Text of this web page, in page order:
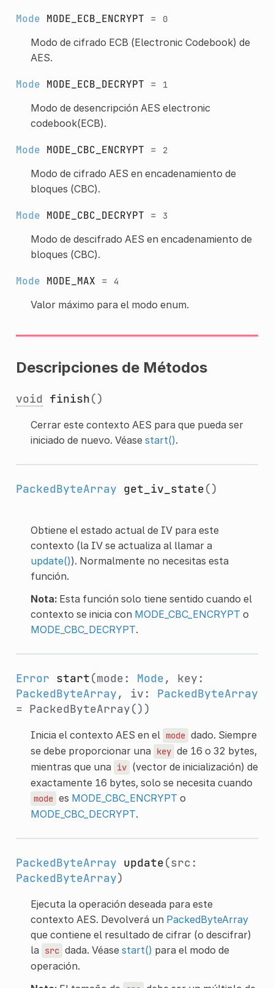
Mode MODE_ECB_ENCRYPT = 0
Modo de cifrado ECB (Electronic Codebook) de
AES.
Mode MODE_ECB_DECRYPT = 1
Modo de desencripción AES electronic
codebook(ECB).
Mode MODE_CBC_ENCRYPT = 2
Modo de cifrado AES en encadenamiento de
bloques (CBC).
Mode MODE_CBC_DECRYPT = 3
Modo de descifrado AES en encadenamiento de
bloques (CBC).
Mode MODE_MAX = 4
Valor máximo para el modo enum.
Descripciones de Métodos
void finish()
Cerrar este contexto AES para que pueda ser
iniciado de nuevo. Véase start().
PackedByteArray get_iv_state()
Obtiene el estado actual de IV para este
contexto (la IV se actualiza al llamar a
update()). Normalmente no necesitas esta
función.
Nota:Esta función solo tiene sentido cuando el
contexto se inicia con MODE_CBC_ENCRYPT o
MODE_CBC_DECRYPT.
Error start(mode: Mode , key:
PackedByteArray , iv: PackedByteArray
= PackedByteArray())
Inicia el contexto AES en el mode dado. Siempre
se debe proporcionar una
key de 16 o 32 bytes,
mientras que una
iv (vector de inicialización) de
exactamente 16 bytes, solo se necesita cuando
mode es MODE_CBC_ENCRYPT o
MODE_CBC_DECRYPT.
PackedByteArray update(src:
PackedByteArray)
Ejecuta la operación deseada para este
contexto AES. Devolverá un PackedByteArray
que contiene el resultado de cifrar (o descifrar)
la
src dada. Véase start() para el modo de
operación.